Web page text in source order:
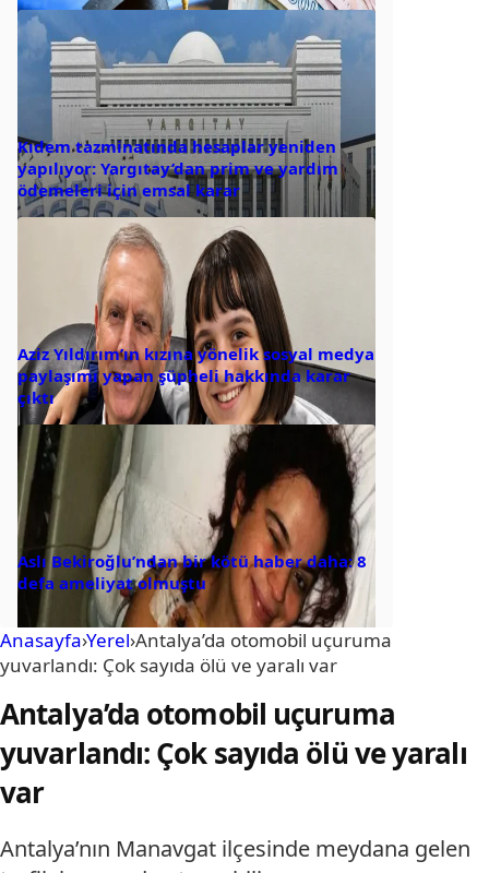
Kıdem tazminatında hesaplar yeniden
yapılıyor: Yargıtay’dan prim ve yardım
ödemeleri için emsal karar
Aziz Yıldırım’ın kızına yönelik sosyal medya
paylaşımı yapan şüpheli hakkında karar
çıktı
Aslı Bekiroğlu’ndan bir kötü haber daha: 8
defa ameliyat olmuştu
Anasayfa›Yerel›Antalya’da otomobil uçuruma
yuvarlandı: Çok sayıda ölü ve yaralı var
Antalya’da otomobil uçuruma
yuvarlandı: Çok sayıda ölü ve yaralı
var
Antalya’nın Manavgat ilçesinde meydana gelen